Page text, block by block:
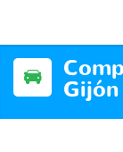
Gijón